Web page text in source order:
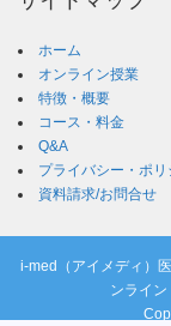
ホーム
オンライン授業
特徴・概要
コース・料金
Q&A
プライバシー・ポリ
資料請求/お問合せ
i-med（アイメディ）
ンライン